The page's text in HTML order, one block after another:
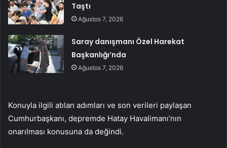
Taştı
Ağustos 7, 2026
Saray danışmanı Özel Harekat
Başkanlığı’nda
Ağustos 7, 2026
Konuyla ilgili atılan adımları ve son verileri paylaşan
Cumhurbaşkanı, depremde Hatay Havalimanı’nın
onarılması konusuna da değindi.